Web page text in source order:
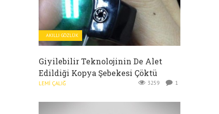
AKILLI GÖZLÜK
Giyilebilir Teknolojinin De Alet
Edildiği Kopya Şebekesi Çöktü
LEMI ÇALIĞ 3259 1